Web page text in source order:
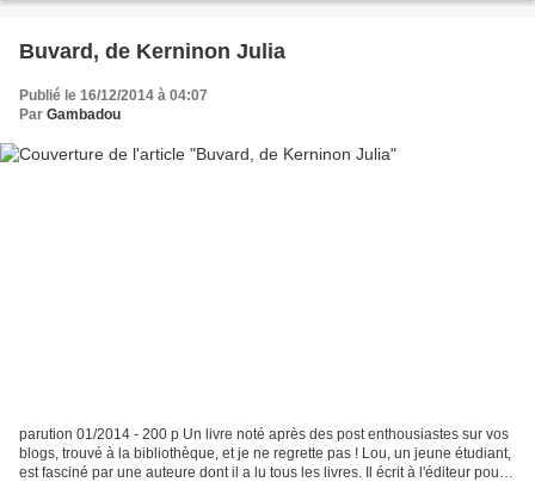
Buvard, de Kerninon Julia
Publié le 16/12/2014 à 04:07
Par Gambadou
parution 01/2014 - 200 p Un livre noté après des post enthousiastes sur vos
blogs, trouvé à la bibliothèque, et je ne regrette pas ! Lou, un jeune étudiant,
est fasciné par une auteure dont il a lu tous les livres. Il écrit à l'éditeur pour